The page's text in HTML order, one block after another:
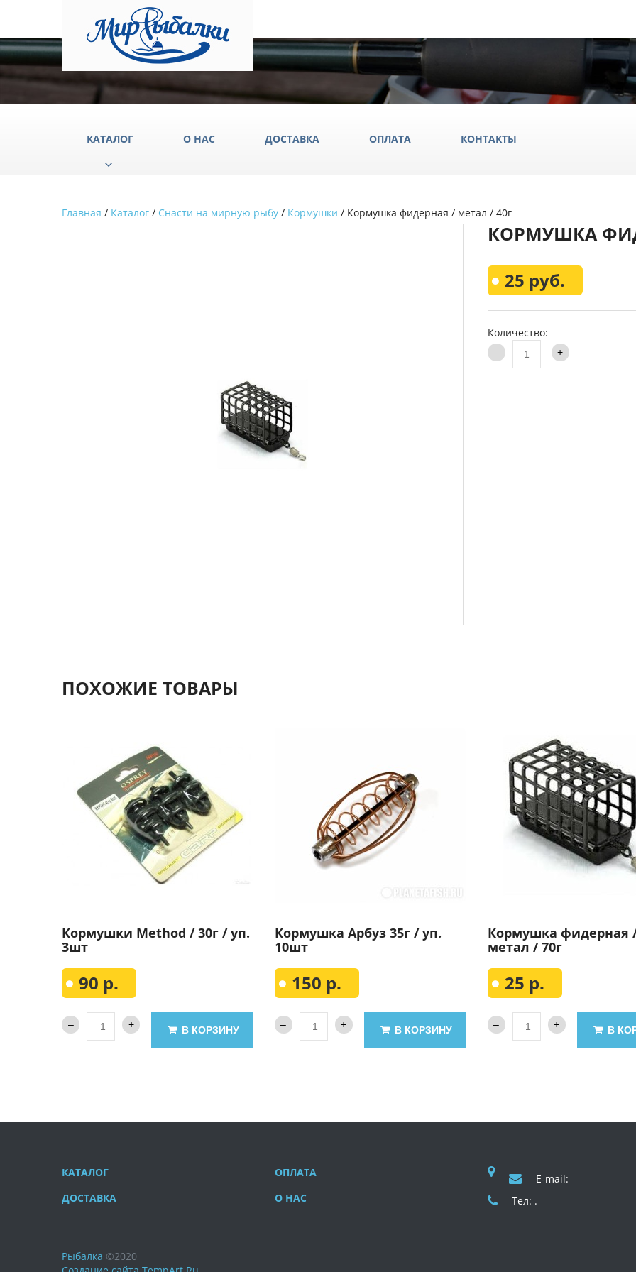
КАТАЛОГ
Аксессуары
Туристическое снаряжение
Грузила
Удочки
Технопланктон
Всё
Каталог
О НАС ДОСТАВКА ОПЛАТА КОНТАКТЫ
Главная / Каталог / Снасти на мирную рыбу / Кормушки / Кормушка фидерная / метал / 40г
КОРМУШКА
25 руб.
Количество:
ПОХОЖИЕ ТОВАРЫ
Кормушки Method / 30г / уп.
3шт
90 р.
В КОРЗИНУ
Кормушка Арбуз 35г / уп.
10шт
150 р.
В КОРЗИНУ
Кормушка фидерная
метал / 70г
25 р.
В
КАТАЛОГ
ДОСТАВКА
ОПЛАТА
О НАС
E-mail:
Тел: .
Рыбалка ©2020